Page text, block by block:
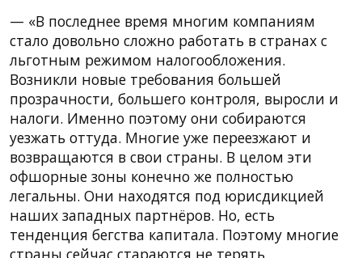
— «В последнее время многим компаниям
стало довольно сложно работать в странах с
льготным режимом налогообложения.
Возникли новые требования большей
прозрачности, большего контроля, выросли и
налоги. Именно поэтому они собираются
уезжать оттуда. Многие уже переезжают и
возвращаются в свои страны. В целом эти
офшорные зоны конечно же полностью
легальны. Они находятся под юрисдикцией
наших западных партнёров. Но, есть
тенденция бегства капитала. Поэтому многие
страны сейчас стараются не терять